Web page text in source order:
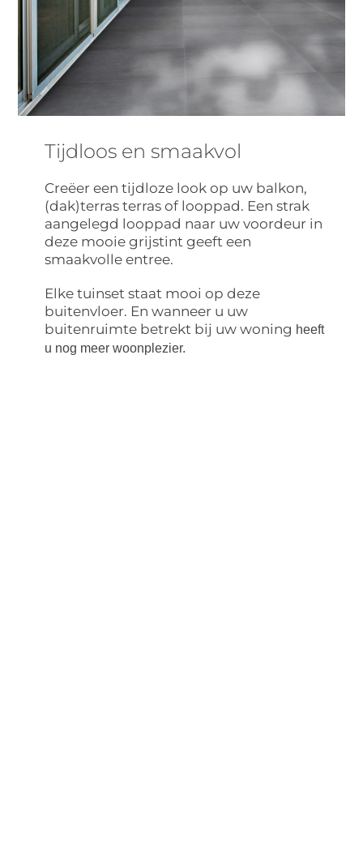
Tijdloos en smaakvol
Creëer een tijdloze look op uw balkon,
(dak)terras terras of looppad. Een strak
aangelegd looppad naar uw voordeur in
deze mooie grijstint geeft een
smaakvolle entree.
Elke tuinset staat mooi op deze
buitenvloer. En wanneer u uw
buitenruimte betrekt bij uw woning heeft
u nog meer woonplezier.